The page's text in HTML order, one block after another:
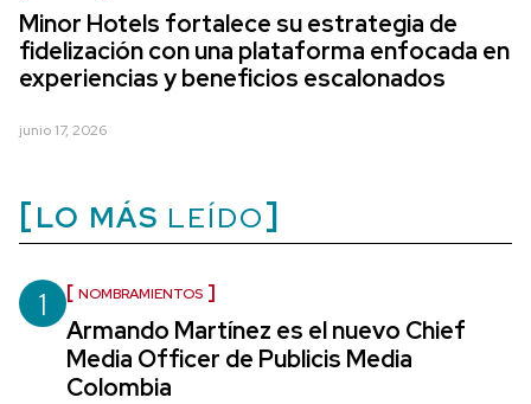
Minor Hotels fortalece su estrategia de
fidelización con una plataforma enfocada en
experiencias y beneficios escalonados
junio 17, 2026
LO MÁS LEÍDO
1 NOMBRAMIENTOS
Armando Martínez es el nuevo Chief
Media Officer de Publicis Media
Colombia